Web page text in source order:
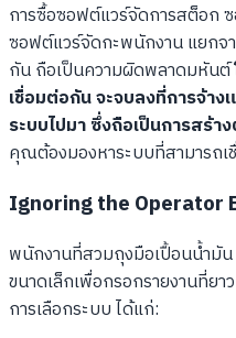
การซื้อซอฟต์แวร์จัดการสต็อก
ซอฟต์แวร์จัดกะพนักงาน แยกจ
กัน ถือเป็นความผิดพลาดมหันต์
เชื่อมต่อกัน จะจบลงที่การจ้า
ระบบไปมา ซึ่งถือเป็นการสร้
คุณต้องมองหาระบบที่สามารถ
Ignoring the Operator
พนักงานที่สวมถุงมือเปื้อนน้ำมั
ขนาดเล็กเพื่อกรอกรายงานที่ย
การเลือกระบบ ได้แก่: